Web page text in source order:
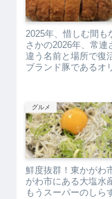
2025年、惜しむ間
さかの2026年、常連
違う名前と場所で復
ブランド豚であるオ
グルメ
鮮度抜群！東かがわ
がわ市にある大塩水
もうスーパーのしら